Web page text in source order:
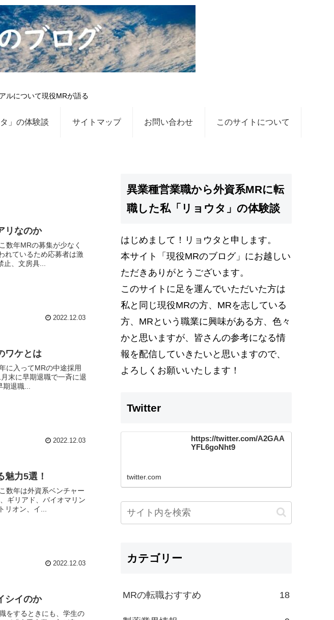
ルについて現役MRが語る
」の体験談 サイトマップ お問い合わせ このサイトについて
リなのか
れているため応募者は激
待の禁止、文房具...
2022.12.03
ワケとは
退職...
2022.12.03
力5選！
リオン、イ...
2022.12.03
シイのか
異業種営業職から外資系MRに転
職した私「リョウタ」の体験談
はじめまして！リョウタと申します。
本サイト
「現役MRのブログ」 にお越しい
ただきありがとうございます。
このサイトに足を運んでいただいた方は
私と同じ現役MRの方、MRを志している
方、MRという職業に興味がある方、色々
かと思いますが、 皆さんの参考になる情
報を配信 していきたいと思いますので、
よろしくお願いいたします！
Twitter
https://twitter.com/A2GAA
YFL6goNht9
twitter.com
カテゴリー
MRの転職おすすめ 18